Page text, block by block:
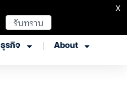
ธุรกิจ About
รับทราบ
X